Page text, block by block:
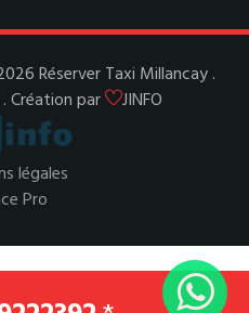
Réserver Taxi Millancay .
Création par
JINFO
légales
Pro